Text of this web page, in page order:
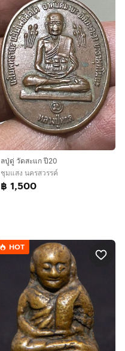
ลปู่ดู่ วัดสะแก ปี20
ชุมแสง นครสวรรค์
฿ 1,500
HOT